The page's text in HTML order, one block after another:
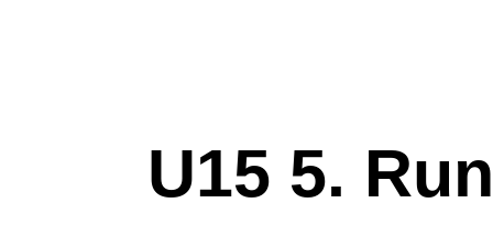
U15 5.